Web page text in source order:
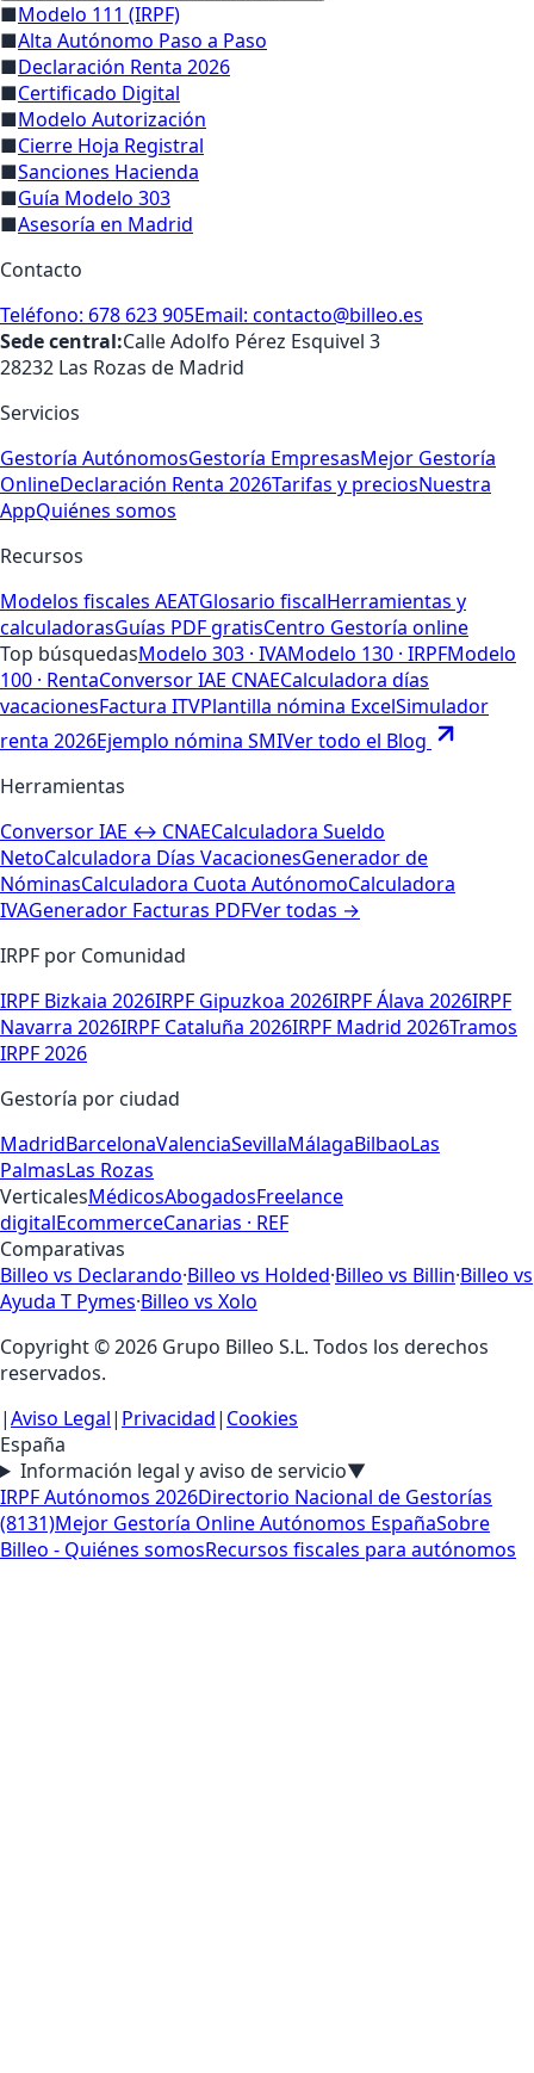
■Modelo 111 (IRPF)
■Alta Autónomo Paso a Paso
■Declaración Renta 2026
■Certificado Digital
■Modelo Autorización
■Cierre Hoja Registral
■Sanciones Hacienda
■Guía Modelo 303
■Asesoría en Madrid
Contacto
Teléfono: 678 623 905Email: contacto@billeo.es
Sede central:Calle Adolfo Pérez Esquivel 3
28232 Las Rozas de Madrid
Servicios
Gestoría AutónomosGestoría EmpresasMejor Gestoría
OnlineDeclaración Renta 2026Tarifas y preciosNuestra
AppQuiénes somos
Recursos
Modelos fiscales AEATGlosario fiscalHerramientas y
calculadorasGuías PDF gratisCentro Gestoría online
Top búsquedasModelo 303 · IVAModelo 130 · IRPFModelo
100 · RentaConversor IAE CNAECalculadora días
vacacionesFactura ITVPlantilla nómina ExcelSimulador
renta 2026Ejemplo nómina SMIVer todo el Blog
Herramientas
Conversor IAE ↔ CNAECalculadora Sueldo
NetoCalculadora Días VacacionesGenerador de
NóminasCalculadora Cuota AutónomoCalculadora
IVAGenerador Facturas PDFVer todas →
IRPF por Comunidad
IRPF Bizkaia 2026IRPF Gipuzkoa 2026IRPF Álava 2026IRPF
Navarra 2026IRPF Cataluña 2026IRPF Madrid 2026Tramos
IRPF 2026
Gestoría por ciudad
MadridBarcelonaValenciaSevillaMálagaBilbaoLas
PalmasLas Rozas
VerticalesMédicosAbogadosFreelance
digitalEcommerceCanarias · REF
Comparativas
Billeo vs Declarando·Billeo vs Holded·Billeo vs Billin·Billeo vs
Ayuda T Pymes·Billeo vs Xolo
Copyright © 2026 Grupo Billeo S.L. Todos los derechos
reservados.
|Aviso Legal| Privacidad| Cookies
España
Información legal y aviso de servicio▼
IRPF Autónomos 2026Directorio Nacional de Gestorías
(8131)Mejor Gestoría Online Autónomos EspañaSobre
Billeo - Quiénes somosRecursos fiscales para autónomos